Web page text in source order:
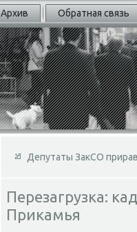
Архив Обратная связь
Депутаты ЗакСО
Перезагрузка:
Прикамья